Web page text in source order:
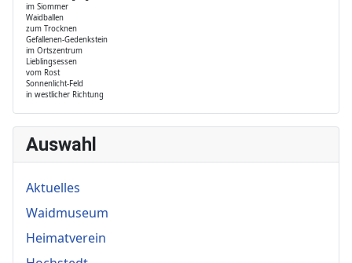
im Siommer
Waidballen
zum Trocknen
Gefallenen-Gedenkstein
im Ortszentrum
Lieblingsessen
vom Rost
Sonnenlicht-Feld
in westlicher Richtung
Auswahl
Aktuelles
Waidmuseum
Heimatverein